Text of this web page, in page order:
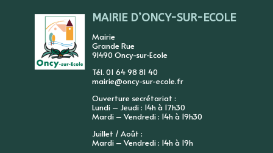
MAIRIE D’ONCY-SUR-ECOLE
Mairie
Grande Rue
91490 Oncy-sur-Ecole
Tél. 01 64 98 81 40
mairie@oncy-sur-ecole.fr
Ouverture secrétariat :
Lundi – Jeudi : 14h à 17h30
Mardi – Vendredi : 14h à 19h30
Juillet / Août :
Mardi – Vendredi : 14h à 19h